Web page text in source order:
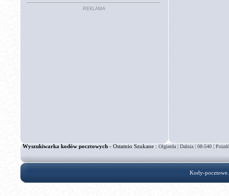
REKLAMA
Wyszukiwarka kodów pocztowych- Ostatnio Szukane :Olgierda | Dalnia | 08-540 |
Kody-